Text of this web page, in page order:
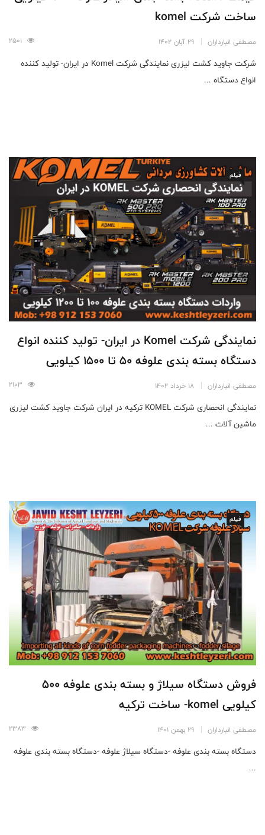
ساخت شرکت komel
مصطفی انبارداران 29 آبان 1402
شرکت جاوید کشت لیزری نمایندگی شرکت Komel در ایران- تولید کننده
انواع دستگاه ...
فیلم
نمایندگی شرکت Komel در ایران- تولید کننده انواع
دستگاه بسته بندی علوفه 50 تا 1500 کیلویی
مصطفی انبارداران 18 خرداد 1402
نمایندگی انحصاری شرکت KOMEL ترکیه در ایران شرکت جاوید کشت لیزری
ماشین آلات ...
فیلم
فروش دستگاه سیلاژ و بسته بندی علوفه 500
کیلویی komel- ساخت ترکیه
مصطفی انبارداران 29 بهمن 1401
دستگاه بسته بندی علوفه -دستگاه سیلاژ علوفه -دستگاه بسته بندی علوفه
...